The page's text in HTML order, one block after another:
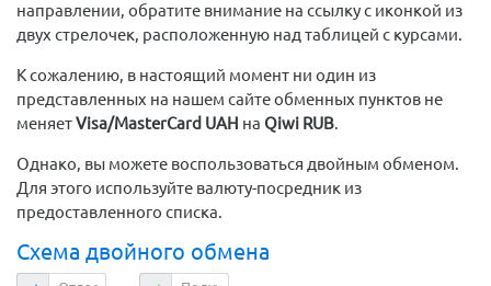
направлении, обратите внимание на ссылку с иконкой из
двух стрелочек, расположенную над таблицей с курсами.
К сожалению, в настоящий момент ни один из
представленных на нашем сайте обменных пунктов не
меняетVisa/MasterCard UAH на Qiwi RUB.
Однако, вы можете воспользоваться двойным обменом.
Для этого используйте валюту-посредник из
предоставленного списка.
Схема двойного обмена